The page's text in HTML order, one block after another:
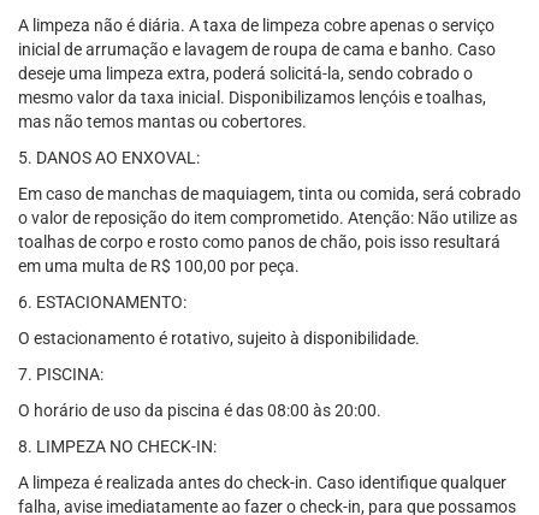
A limpeza não é diária. A taxa de limpeza cobre apenas o serviço
inicial de arrumação e lavagem de roupa de cama e banho. Caso
deseje uma limpeza extra, poderá solicitá-la, sendo cobrado o
mesmo valor da taxa inicial. Disponibilizamos lençóis e toalhas,
mas não temos mantas ou cobertores.
5. DANOS AO ENXOVAL:
Em caso de manchas de maquiagem, tinta ou comida, será cobrado
o valor de reposição do item comprometido. Atenção: Não utilize as
toalhas de corpo e rosto como panos de chão, pois isso resultará
em uma multa de R$ 100,00 por peça.
6. ESTACIONAMENTO:
O estacionamento é rotativo, sujeito à disponibilidade.
7. PISCINA:
O horário de uso da piscina é das 08:00 às 20:00.
8. LIMPEZA NO CHECK-IN:
A limpeza é realizada antes do check-in. Caso identifique qualquer
falha, avise imediatamente ao fazer o check-in, para que possamos